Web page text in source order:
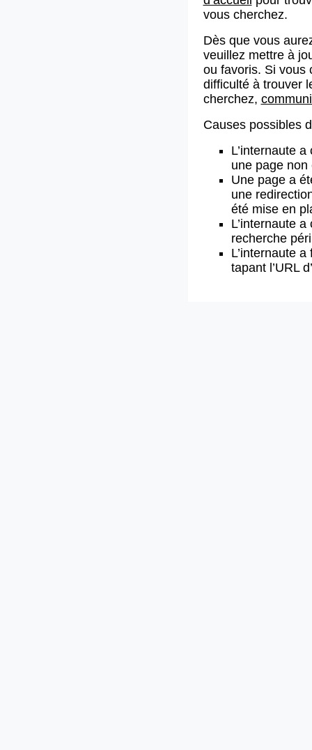
vous cherchez.
Dès que vous
veuillez mettre à
ou favoris. Si vous
difficulté à trouver
cherchez,
Causes possibles
L’internaute
une page non
Une page a
une
été mise en
L’internaute
recherche
L’internaute
tapant l’URL